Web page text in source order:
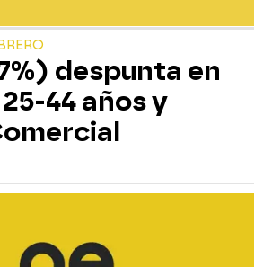
despunta en
44 años y